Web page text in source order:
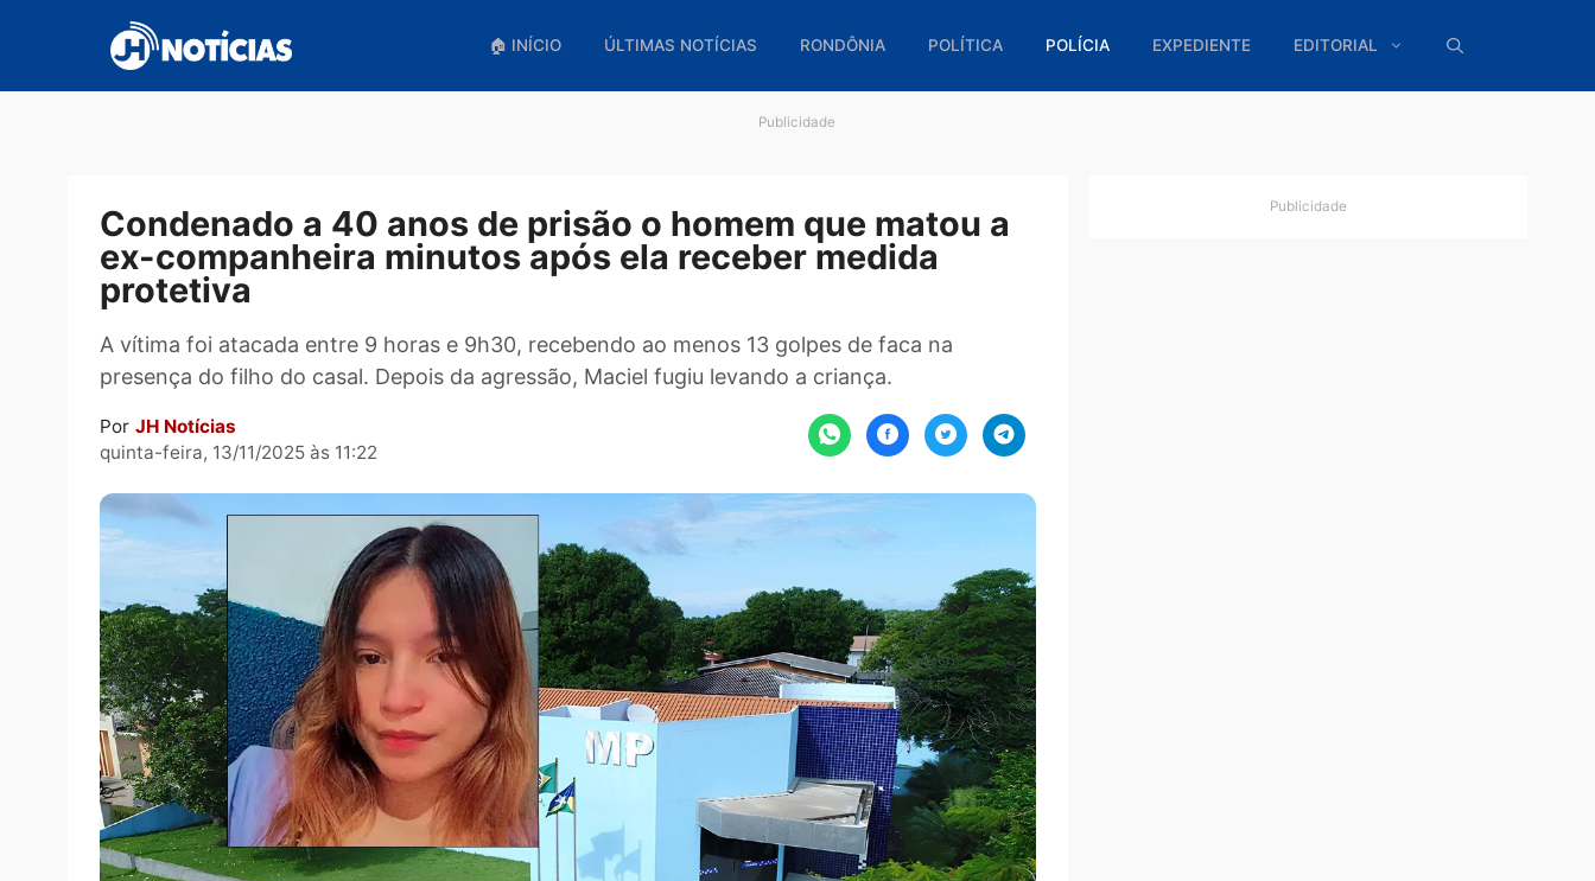
conteúdo
🏠 INÍCIO ÚLTIMAS NOTÍCIAS RONDÔNIA POLÍTICA POLÍCIA EXPEDIENTE EDITORIAL
Condenado a 40 anos de prisão o homem que matou a
ex-companheira minutos após ela receber medida
A vítima foi atacada entre 9 horas e 9h30, recebendo ao menos 13 golpes de faca na
presença do filho do casal. Depois da agressão, Maciel fugiu levando a criança.
quinta-feira, 13/11/2025 às 11:22